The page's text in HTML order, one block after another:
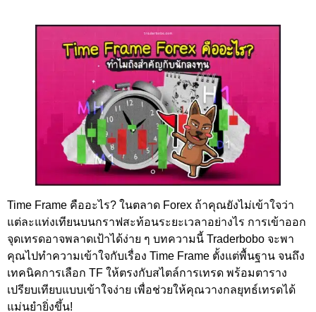
Time Frame คืออะไร? ในตลาด Forex ถ้าคุณยังไม่เข้าใจว่า
แต่ละแท่งเทียนบนกราฟสะท้อนระยะเวลาอย่างไร การเข้าออก
จุดเทรดอาจพลาดเป้าได้ง่าย ๆ บทความนี้ Traderbobo จะพา
คุณไปทำความเข้าใจกับเรื่อง Time Frame ตั้งแต่พื้นฐาน จนถึง
เทคนิคการเลือก TF ให้ตรงกับสไตล์การเทรด พร้อมตาราง
เปรียบเทียบแบบเข้าใจง่าย เพื่อช่วยให้คุณวางกลยุทธ์เทรดได้
แม่นยำยิ่งขึ้น!